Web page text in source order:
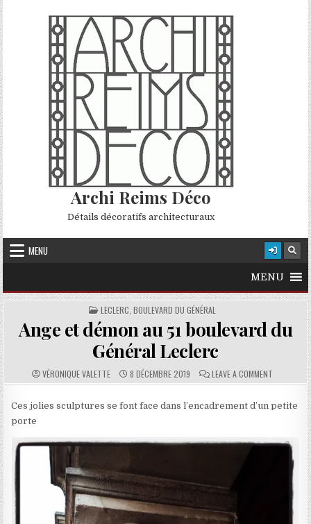
Skip to content
Archi Reims Déco
Détails décoratifs architecturaux
MENU
MENU
POSTED IN
LECLERC, BOULEVARD DU GÉNÉRAL
Ange et démon au 51 boulevard du
Général Leclerc
AUTHOR:
VÉRONIQUE VALETTE PUBLISHED DATE:
8 DÉCEMBRE 2019 COMMENTS:
LEAVE A COMMENTON ANGE
Ces jolies sculptures se font face dans l’encadrement d’un petite
porte